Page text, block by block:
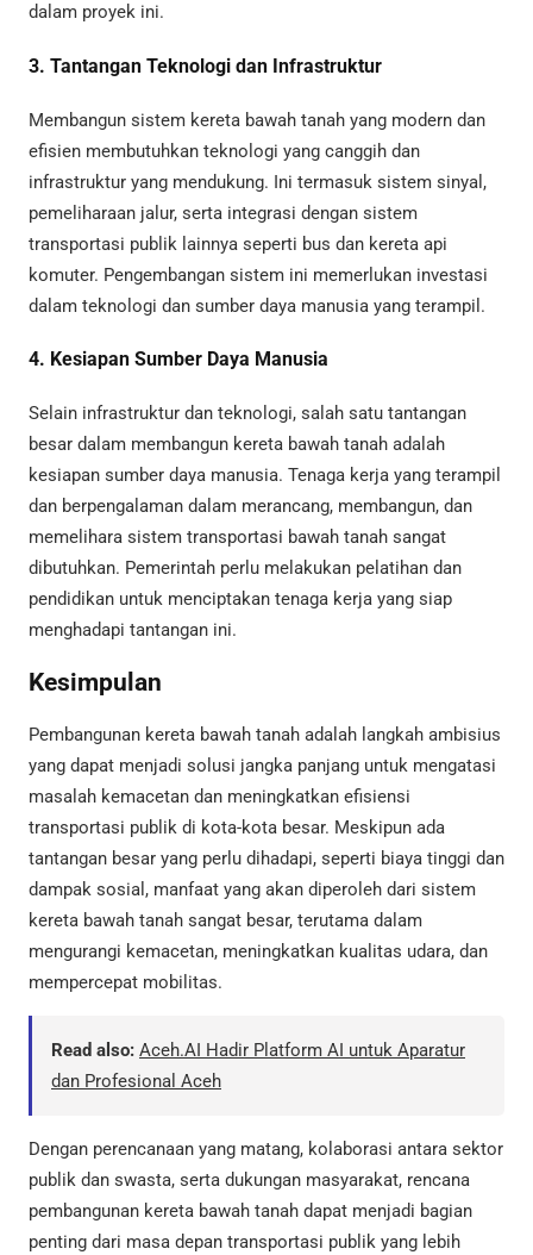
dalam proyek ini.
3. Tantangan Teknologi dan Infrastruktur
Membangun sistem kereta bawah tanah yang modern dan
efisien membutuhkan teknologi yang canggih dan
infrastruktur yang mendukung. Ini termasuk sistem sinyal,
pemeliharaan jalur, serta integrasi dengan sistem
transportasi publik lainnya seperti bus dan kereta api
komuter. Pengembangan sistem ini memerlukan investasi
dalam teknologi dan sumber daya manusia yang terampil.
4. Kesiapan Sumber Daya Manusia
Selain infrastruktur dan teknologi, salah satu tantangan
besar dalam membangun kereta bawah tanah adalah
kesiapan sumber daya manusia. Tenaga kerja yang terampil
dan berpengalaman dalam merancang, membangun, dan
memelihara sistem transportasi bawah tanah sangat
dibutuhkan. Pemerintah perlu melakukan pelatihan dan
pendidikan untuk menciptakan tenaga kerja yang siap
menghadapi tantangan ini.
Kesimpulan
Pembangunan kereta bawah tanah adalah langkah ambisius
yang dapat menjadi solusi jangka panjang untuk mengatasi
masalah kemacetan dan meningkatkan efisiensi
transportasi publik di kota-kota besar. Meskipun ada
tantangan besar yang perlu dihadapi, seperti biaya tinggi dan
dampak sosial, manfaat yang akan diperoleh dari sistem
kereta bawah tanah sangat besar, terutama dalam
mengurangi kemacetan, meningkatkan kualitas udara, dan
mempercepat mobilitas.
Read also: Aceh.AI Hadir Platform AI untuk Aparatur
dan Profesional Aceh
Dengan perencanaan yang matang, kolaborasi antara sektor
publik dan swasta, serta dukungan masyarakat, rencana
pembangunan kereta bawah tanah dapat menjadi bagian
penting dari masa depan transportasi publik yang lebih